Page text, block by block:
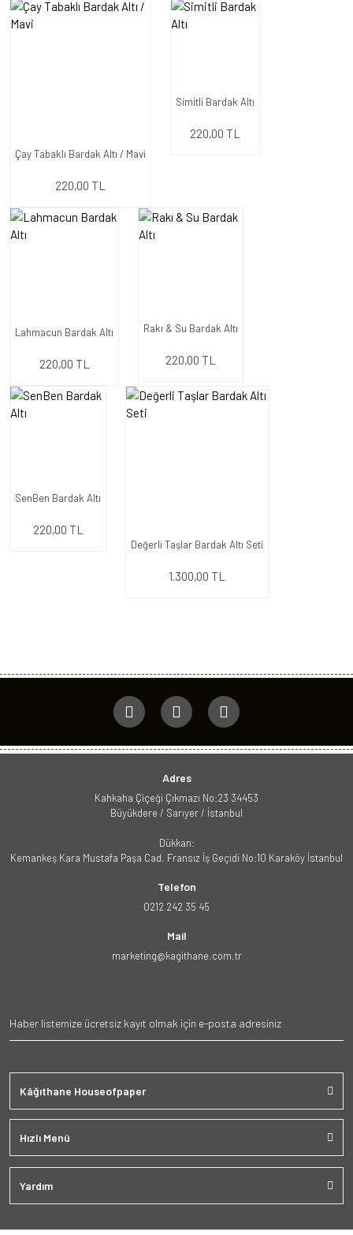
Çay Tabaklı Bardak Altı / Mavi
220,00 TL
Simitli Bardak Altı
220,00 TL
Lahmacun Bardak Altı
220,00 TL
Rakı & Su Bardak Altı
220,00 TL
SenBen Bardak Altı
220,00 TL
Değerli Taşlar Bardak Altı Seti
1.300,00 TL
Adres
Kahkaha Çiçeği Çıkmazı No:23 34453
Büyükdere / Sarıyer / İstanbul
Dükkan:
Kemankeş Kara Mustafa Paşa Cad. Fransız İş Geçidi No:10 Karaköy İstanbul
Telefon
0212 242 35 45
Mail
marketing@kagithane.com.tr
Kâğıthane Houseofpaper
Hızlı Menü
Yardım